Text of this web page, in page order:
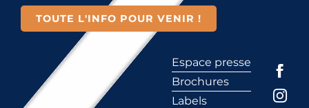
TOUTE L'INFO POUR VENIR !
Espace presse
Brochures
Labels